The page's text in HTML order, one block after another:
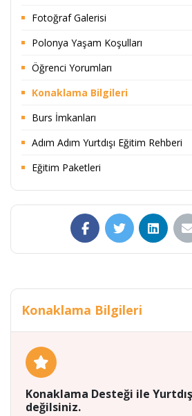
Fotoğraf Galerisi
Polonya Yaşam Koşulları
Öğrenci Yorumları
Konaklama Bilgileri
Burs İmkanları
Adım Adım Yurtdışı Eğitim Rehberi
Eğitim Paketleri
Konaklama Bilgileri
Konaklama Desteği ile
değilsiniz.